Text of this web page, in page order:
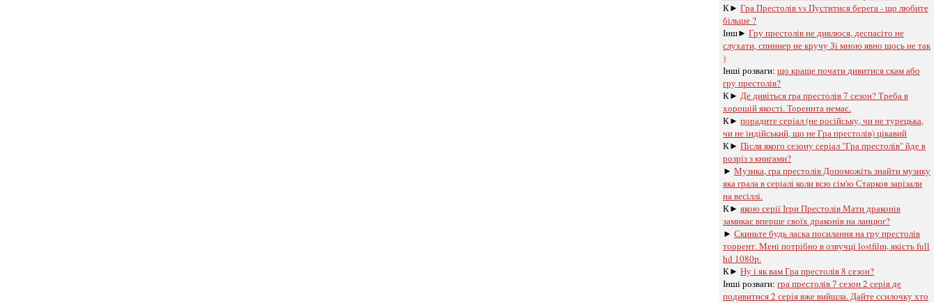
К►Гра Престолів vs Пуститися берега - що любите
більше ?
Інш►Гру престолів не дивлюся, деспасіто не
слухати, спиннер не кручу Зі мною явно щось не так
)
Інші розваги: ​​що краще почати дивитися скам або
гру престолів?
К►Де дивіться гра престолів 7 сезон? Треба в
хорошій якості. Тореннта немає.
К►порадите серіал (не російську, чи не турецька,
чи не індійський, що не Гра престолів) цікавий
К►Після якого сезону серіал "Гра престолів" йде в
розріз з книгами?
►Музика, гра престолів Допоможіть знайти музику
яка грала в серіалі коли всю сім'ю Старков зарізали
на весіллі.
К►якою серії Ігри Престолів Мати драконів
замикає вперше своїх драконів на ланцюг?
►Скиньте будь ласка посилання на гру престолів
торрент. Мені потрібно в озвучці lostfilm, якість full
hd 1080p.
К►Ну і як вам Гра престолів 8 сезон?
Інші розваги: ​​гра престолів 7 сезон 2 серія де
подивитися 2 серія вже вийшла. Дайте ссилочку хто